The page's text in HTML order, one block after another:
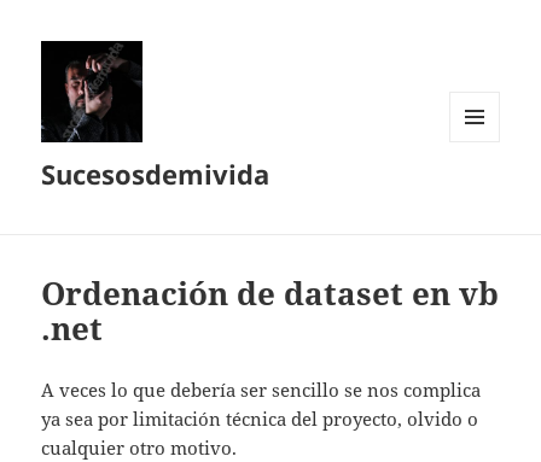
Sucesosdemivida
Ordenación de dataset en vb
.net
A veces lo que debería ser sencillo se nos complica
ya sea por limitación técnica del proyecto, olvido o
cualquier otro motivo.